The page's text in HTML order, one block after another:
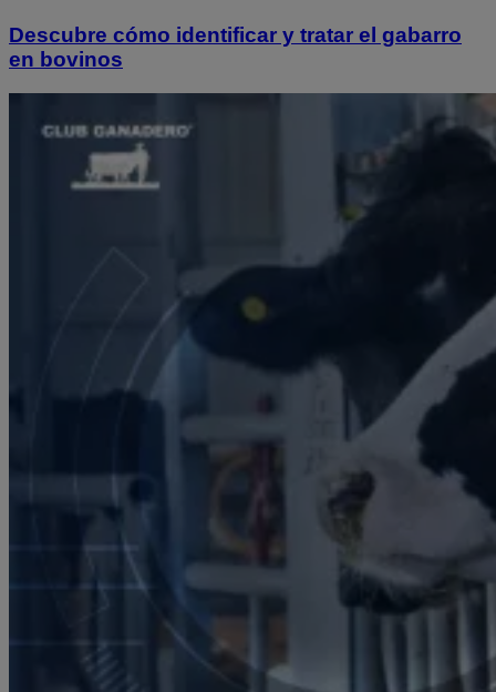
Descubre cómo identificar y tratar el gabarro
en bovinos